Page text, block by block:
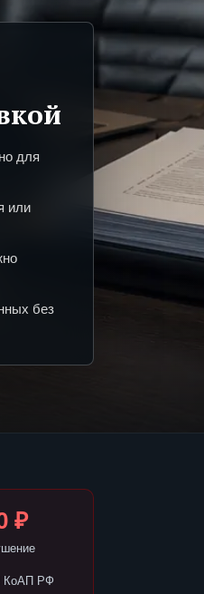
для
или
без
₽
КоАП РФ